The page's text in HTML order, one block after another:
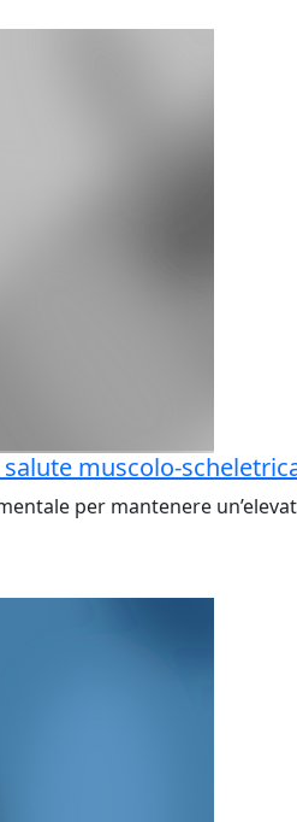
muscolo-
per mantenere